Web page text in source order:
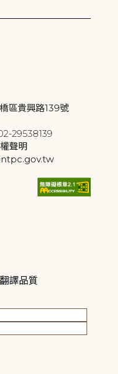
區貴興路139號
29538139
聲明
譯品質